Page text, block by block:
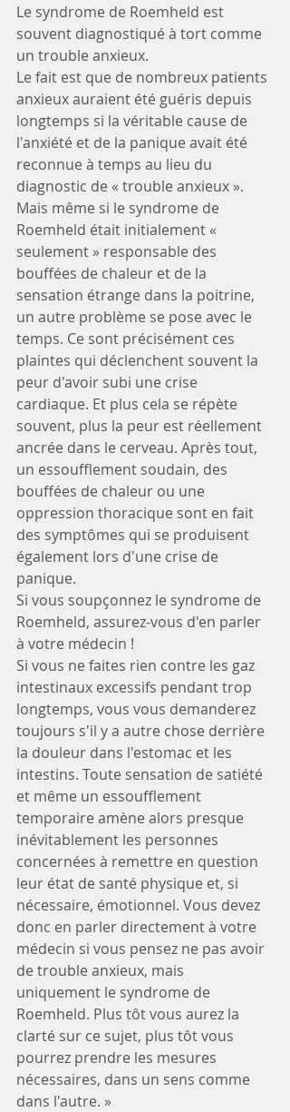
Le syndrome de Roemheld est
souvent diagnostiqué à tort comme
un trouble anxieux.
Le fait est que de nombreux patients
anxieux auraient été guéris depuis
longtemps si la véritable cause de
l'anxiété et de la panique avait été
reconnue à temps au lieu du
diagnostic de « trouble anxieux ».
Mais même si le syndrome de
Roemheld était initialement «
seulement » responsable des
bouffées de chaleur et de la
sensation étrange dans la poitrine,
un autre problème se pose avec le
temps. Ce sont précisément ces
plaintes qui déclenchent souvent la
peur d'avoir subi une crise
cardiaque. Et plus cela se répète
souvent, plus la peur est réellement
ancrée dans le cerveau. Après tout,
un essoufflement soudain, des
bouffées de chaleur ou une
oppression thoracique sont en fait
des symptômes qui se produisent
également lors d'une crise de
panique.
Si vous soupçonnez le syndrome de
Roemheld, assurez-vous d'en parler
à votre médecin !
Si vous ne faites rien contre les gaz
intestinaux excessifs pendant trop
longtemps, vous vous demanderez
toujours s'il y a autre chose derrière
la douleur dans l'estomac et les
intestins. Toute sensation de satiété
et même un essoufflement
temporaire amène alors presque
inévitablement les personnes
concernées à remettre en question
leur état de santé physique et, si
nécessaire, émotionnel. Vous devez
donc en parler directement à votre
médecin si vous pensez ne pas avoir
de trouble anxieux, mais
uniquement le syndrome de
Roemheld. Plus tôt vous aurez la
clarté sur ce sujet, plus tôt vous
pourrez prendre les mesures
nécessaires, dans un sens comme
dans l'autre. »